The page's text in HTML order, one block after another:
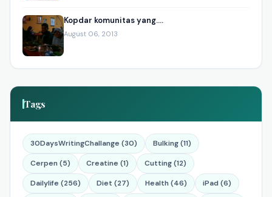
Kopdar komunitas yang....
August 06, 2013
Tags
30DaysWritingChallange (30) Bulking (11)
Cerpen (5) Creatine (1) Cutting (12)
Dailylife (256) Diet (27) Health (46) iPad (6)